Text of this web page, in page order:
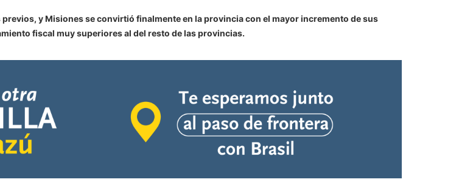
y Misiones se convirtió finalmente en la provincia con el mayor incremento de sus
fiscal muy superiores al del resto de las provincias.